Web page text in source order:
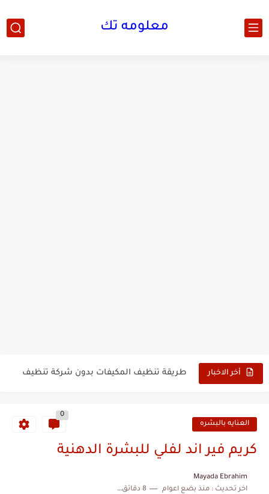
معلومه تك
أخر الاخبار طريقة تنظيف المكيفات بدون شركة تنظيف
تجربتي مع بخاخ القرنفل وحبة البركة للشعر
تجربتي مع القرنفل للشعر مع الشامبو
العنايه بالبشره
0
كريم فير اند لفلي للبشرة الدهنية
Mayada Ebrahim
اخر تحديث :منذ بضع اعوام 8 دقائق للقراءة